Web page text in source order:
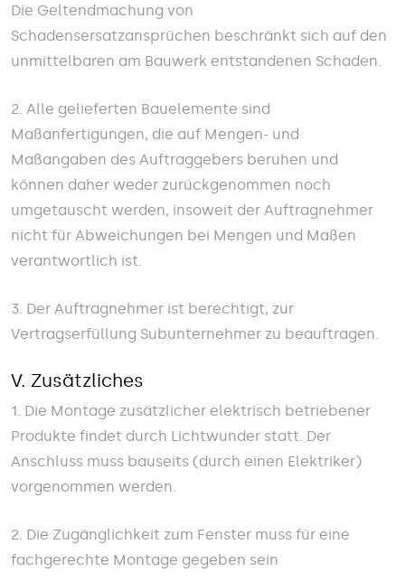
Die Geltendmachung von
Schadensersatzansprüchen beschränkt sich auf den
unmittelbaren am Bauwerk entstandenen Schaden.
2. Alle gelieferten Bauelemente sind
Maßanfertigungen, die auf Mengen- und
Maßangaben des Auftraggebers beruhen und
können daher weder zurückgenommen noch
umgetauscht werden, insoweit der Auftragnehmer
nicht für Abweichungen bei Mengen und Maßen
verantwortlich ist.
3. Der Auftragnehmer ist berechtigt, zur
Vertragserfüllung Subunternehmer zu beauftragen.
V. Zusätzliches
1. Die Montage zusätzlicher elektrisch betriebener
Produkte findet durch Lichtwunder statt. Der
Anschluss muss bauseits (durch einen Elektriker)
vorgenommen werden.
2. Die Zugänglichkeit zum Fenster muss für eine
fachgerechte Montage gegeben sein